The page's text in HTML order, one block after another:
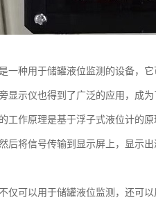
一种用于储罐液位监测的设备，
显示仪也得到了广泛的应用，成为
工作原理是基于浮子式液位计的
后将信号传输到显示屏上，显示
仅可以用于储罐液位监测，还可